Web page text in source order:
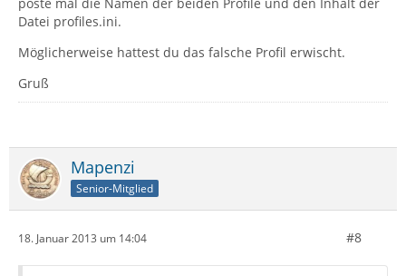
Datei profiles.ini.
Möglicherweise hattest du das falsche Profil erwischt.
Gruß
Mapenzi
Senior-Mitglied
18. Januar 2013 um 14:04 #8